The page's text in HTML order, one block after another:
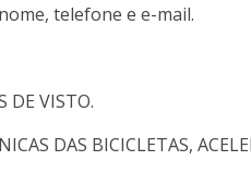
telefone e e-mail.
DE VISTO.
DAS BICICLETAS,